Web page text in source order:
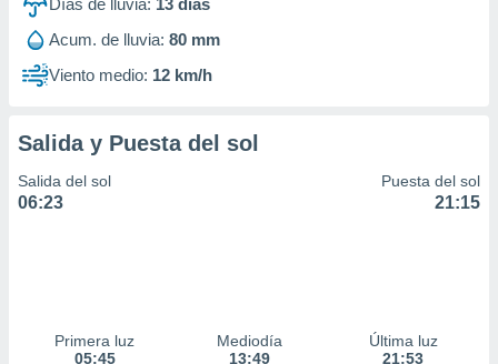
Días de lluvia: 13 días
Acum. de lluvia: 80 mm
Viento medio: 12 km/h
Salida y Puesta del sol
Salida del sol
06:23
Puesta del sol
21:15
Primera luz
05:45
Mediodía
13:49
Última luz
21:53